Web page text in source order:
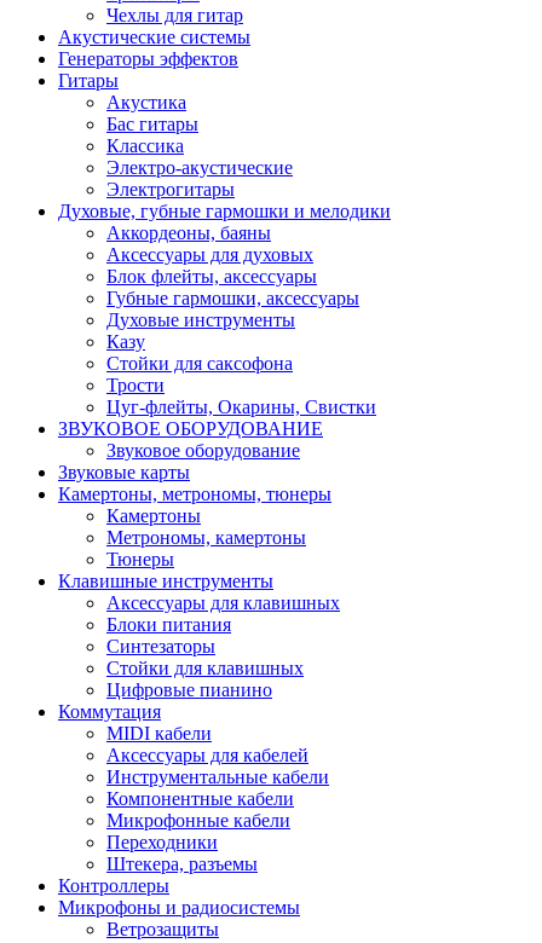
Чехлы для гитар
Акустические системы
Генераторы эффектов
Гитары
Акустика
Бас гитары
Классика
Электро-акустические
Электрогитары
Духовые, губные гармошки и мелодики
Аккордеоны, баяны
Аксессуары для духовых
Блок флейты, аксессуары
Губные гармошки, аксессуары
Духовые инструменты
Казу
Стойки для саксофона
Трости
Цуг-флейты, Окарины, Свистки
ЗВУКОВОЕ ОБОРУДОВАНИЕ
Звуковое оборудование
Звуковые карты
Камертоны, метрономы, тюнеры
Камертоны
Метрономы, камертоны
Тюнеры
Клавишные инструменты
Аксессуары для клавишных
Блоки питания
Синтезаторы
Стойки для клавишных
Цифровые пианино
Коммутация
MIDI кабели
Аксессуары для кабелей
Инструментальные кабели
Компонентные кабели
Микрофонные кабели
Переходники
Штекера, разъемы
Контроллеры
Микрофоны и радиосистемы
Ветрозащиты